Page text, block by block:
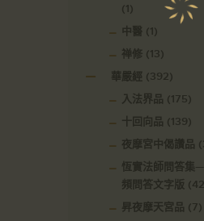
(1)
中醫 (1)
禅修 (13)
華嚴經 (392)
入法界品 (175)
十回向品 (139)
夜摩宮中偈讚品
恆實法師問答集
頻問答文字版
昇夜摩天宮品 (7)